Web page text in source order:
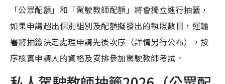
「公眾配額」和「駕駛教師配額」將會獨立進行抽籤，
如果申請超出個別組別及配額擬發出的執照數目，運輸
署將抽籤決定處理申請先後次序（詳情另行公布），按
序核實申請人的資格及安排參加駕駛教師考試。